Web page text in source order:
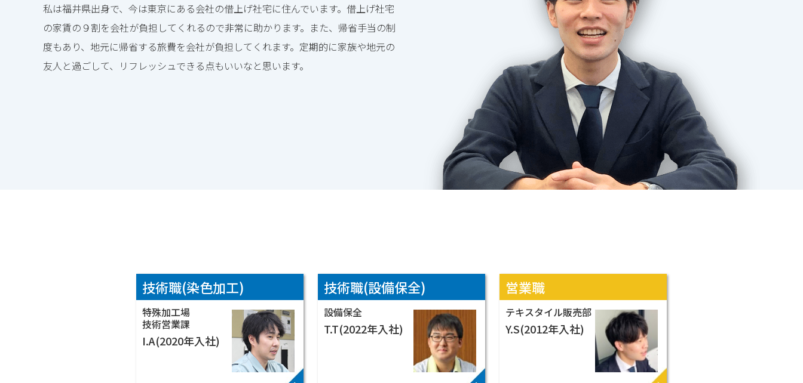
私は福井県出身で、今は東京にある会社の借上げ社宅に住んでいます。借上げ社宅
の家賃の９割を会社が負担してくれるので非常に助かります。また、帰省手当の制
度もあり、地元に帰省する旅費を会社が負担してくれます。定期的に家族や地元の
友人と過ごして、リフレッシュできる点もいいなと思います。
技術職(染色加工)
特殊加工場
技術営業課
I.A(2020年入社)
詰めてチャレンジは
技術職(設備保全)
設備保全
T.T(2022年入社)
お客様と向き合って、
新素材を提供して
営業職
テキスタイル販売部
Y.S(2012年入社)
お客様と工場とを
つなぐ架け橋として
頑張ります！
自分にしかできない
お客様に満足して